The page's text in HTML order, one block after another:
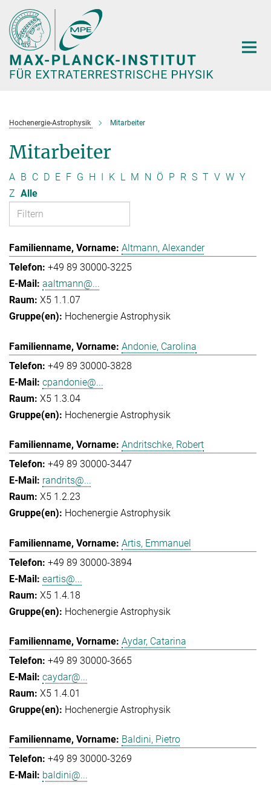
Hauptinhalt
Hochenergie-Astrophysik Mitarbeiter
Mitarbeiter
A B C D E F G H I K L M N Ö P R S T V W Y
Z Alle
Altmann, Alexander
+49 89 30000-3225
aaltmann@...
X5 1.1.07
Hochenergie Astrophysik
Andonie, Carolina
+49 89 30000-3828
cpandonie@...
X5 1.3.04
Hochenergie Astrophysik
Andritschke, Robert
+49 89 30000-3447
randrits@...
X5 1.2.23
Hochenergie Astrophysik
Artis, Emmanuel
+49 89 30000-3894
eartis@...
X5 1.4.18
Hochenergie Astrophysik
Aydar, Catarina
+49 89 30000-3665
caydar@...
X5 1.4.01
Hochenergie Astrophysik
Baldini, Pietro
+49 89 30000-3269
baldini@...